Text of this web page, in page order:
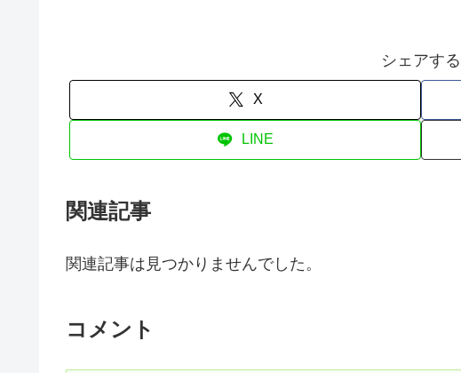
シェアする
X
LINE
関連記事
関連記事は見つかりませんでした。
コメント